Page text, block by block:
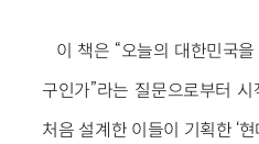
이 책은 “오늘의 대한민국
구인가”라는 질문으로부터
처음 설계한 이들이 기획한 ‘